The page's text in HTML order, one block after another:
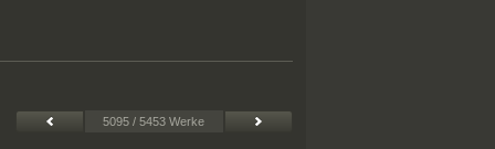
Kunsthäuser
5095 / 5453 Werke